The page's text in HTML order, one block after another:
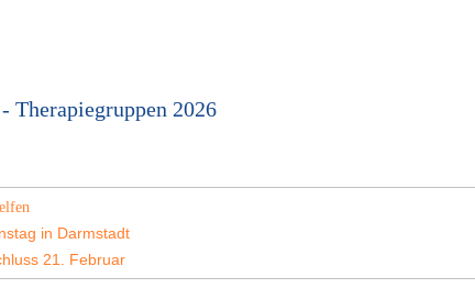
Therapiegruppen 2026
in Darmstadt
21. Februar